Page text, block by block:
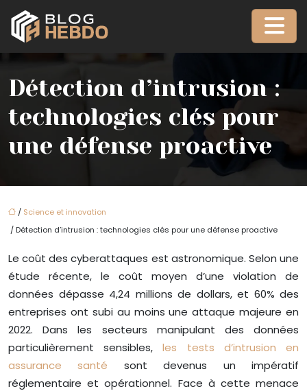
Détection d’intrusion :
technologies clés pour
une défense proactive
/ Science et innovation
/ Détection d’intrusion : technologies clés pour une défense proactive
Le coût des cyberattaques est astronomique. Selon une
étude récente, le coût moyen d’une violation de
données dépasse 4,24 millions de dollars, et 60% des
entreprises ont subi au moins une attaque majeure en
2022. Dans les secteurs manipulant des données
particulièrement sensibles,les tests d’intrusion en
assurance santé sont devenus un impératif
réglementaire et opérationnel. Face à cette menace